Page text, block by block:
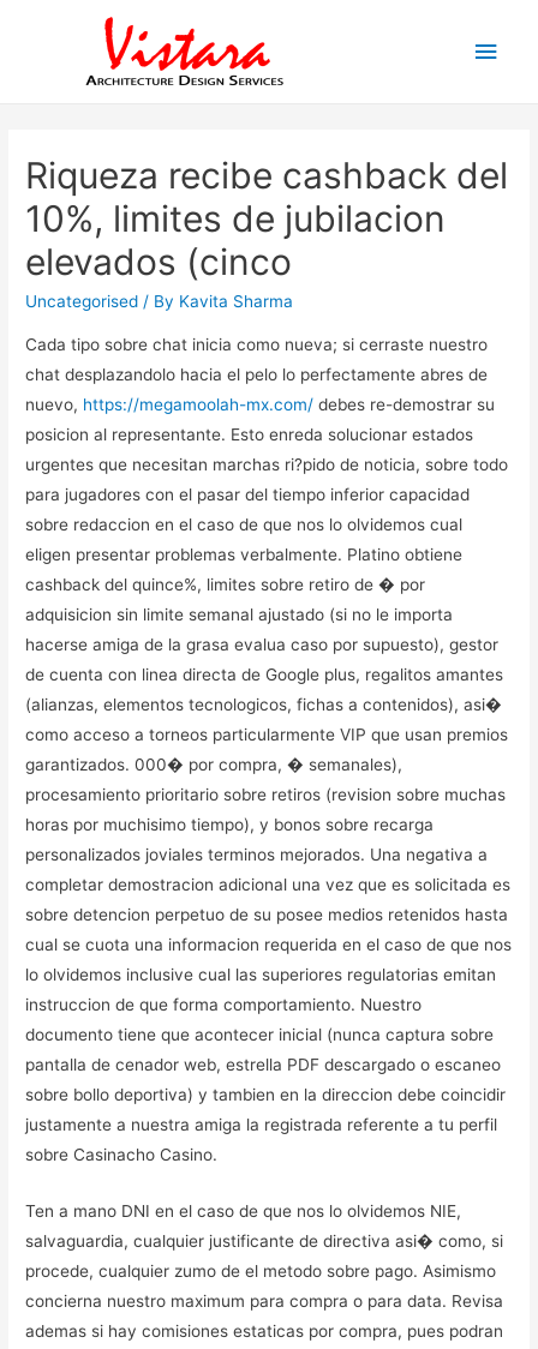
Main
Riqueza recibe cashback del
10%, limites de jubilacion
elevados (cinco
Uncategorised / By Kavita Sharma
Cada tipo sobre chat inicia como nueva; si cerraste nuestro
chat desplazandolo hacia el pelo lo perfectamente abres de
nuevo, https://megamoolah-mx.com/ debes re-demostrar su
posicion al representante. Esto enreda solucionar estados
urgentes que necesitan marchas ri?pido de noticia, sobre todo
para jugadores con el pasar del tiempo inferior capacidad
sobre redaccion en el caso de que nos lo olvidemos cual
eligen presentar problemas verbalmente. Platino obtiene
cashback del quince%, limites sobre retiro de � por
adquisicion sin limite semanal ajustado (si no le importa
hacerse amiga de la grasa evalua caso por supuesto), gestor
de cuenta con linea directa de Google plus, regalitos amantes
(alianzas, elementos tecnologicos, fichas a contenidos), asi�
como acceso a torneos particularmente VIP que usan premios
garantizados. 000� por compra, � semanales),
procesamiento prioritario sobre retiros (revision sobre muchas
horas por muchisimo tiempo), y bonos sobre recarga
personalizados joviales terminos mejorados. Una negativa a
completar demostracion adicional una vez que es solicitada es
sobre detencion perpetuo de su posee medios retenidos hasta
cual se cuota una informacion requerida en el caso de que nos
lo olvidemos inclusive cual las superiores regulatorias emitan
instruccion de que forma comportamiento. Nuestro
documento tiene que acontecer inicial (nunca captura sobre
pantalla de cenador web, estrella PDF descargado o escaneo
sobre bollo deportiva) y tambien en la direccion debe coincidir
justamente a nuestra amiga la registrada referente a tu perfil
sobre Casinacho Casino.
Ten a mano DNI en el caso de que nos lo olvidemos NIE,
salvaguardia, cualquier justificante de directiva asi� como, si
procede, cualquier zumo de el metodo sobre pago. Asimismo
concierna nuestro maximum para compra o para data. Revisa
ademas si hay comisiones estaticas por compra, pues podran